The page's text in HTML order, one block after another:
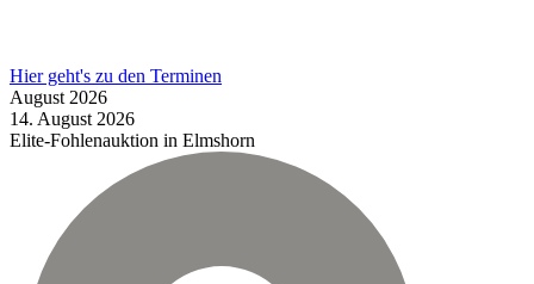
Hier geht's zu den Terminen
August 2026
14. August 2026
Elite-Fohlenauktion in Elmshorn